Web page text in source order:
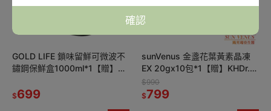
確認
GOLD LIFE 鎖味留鮮可微波不
鏽鋼保鮮盒1000ml*1【贈】
藍350ml*1
$699
sunVenus 金盞花葉黃素晶凍
EX 20gx10包*1【贈】KHDr.日
舒萃然B膠囊 430mgx30粒*2
$990
$799